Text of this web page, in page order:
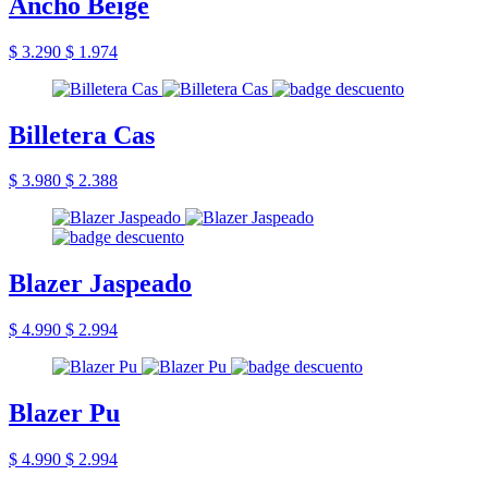
$ 3.290 $ 1.974
Billetera Cas
$ 3.980 $ 2.388
Blazer Jaspeado
$ 4.990 $ 2.994
Blazer Pu
$ 4.990 $ 2.994